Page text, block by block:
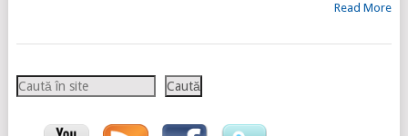
Read More
Caută Caută